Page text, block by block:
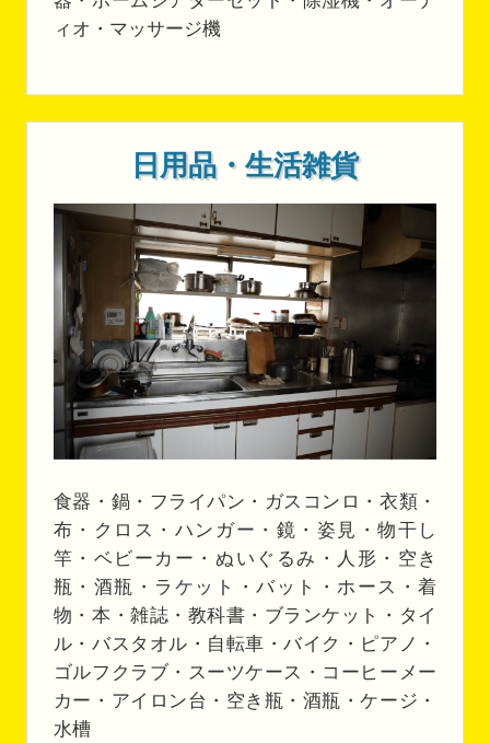
ィオ・マッサージ機
日用品・生活雑貨
食器・鍋・フライパン・ガスコンロ・衣類・
布・クロス・ハンガー・鏡・姿見・物干し
竿・ベビーカー・ぬいぐるみ・人形・空き
瓶・酒瓶・ラケット・バット・ホース・着
物・本・雑誌・教科書・ブランケット・タイ
ル・バスタオル・自転車・バイク・ピアノ・
ゴルフクラブ・スーツケース・コーヒーメー
カー・アイロン台・空き瓶・酒瓶・ケージ・
水槽